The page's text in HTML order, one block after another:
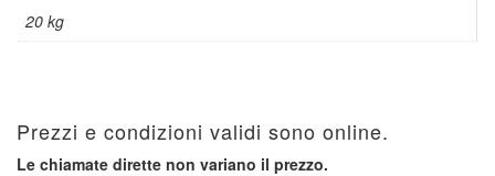
20 kg
Prezzi e condizioni validi sono online.
Le chiamate dirette non variano il prezzo.